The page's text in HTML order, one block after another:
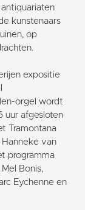
kunstenaars
op
expositie
orgel wordt
uur afgesloten
Tramontana
van
programma
Bonis,
Eychenne en